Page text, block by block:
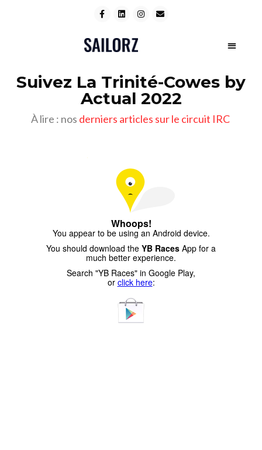
Suivez La Trinité-Cowes by
Actual 2022
À lire : nos derniers articles sur le circuit IRC